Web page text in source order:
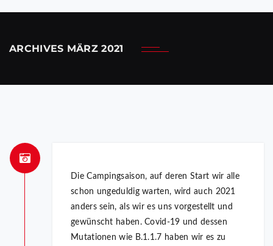
ARCHIVES MÄRZ 2021
Die Campingsaison, auf deren Start wir alle
schon ungeduldig warten, wird auch 2021
anders sein, als wir es uns vorgestellt und
gewünscht haben. Covid-19 und dessen
Mutationen wie B.1.1.7 haben wir es zu